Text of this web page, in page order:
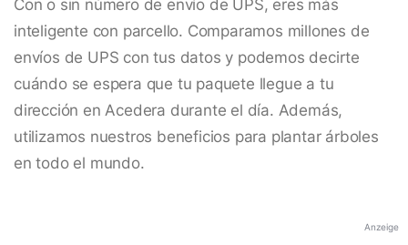
Con o sin número de envío de UPS, eres más
inteligente con parcello. Comparamos millones de
envíos de UPS con tus datos y podemos decirte
cuándo se espera que tu paquete llegue a tu
dirección en Acedera durante el día. Además,
utilizamos nuestros beneficios para plantar árboles
en todo el mundo.
Anzeige